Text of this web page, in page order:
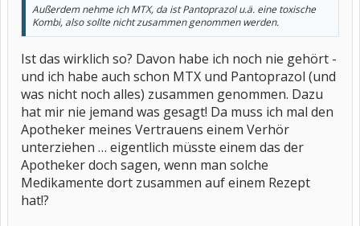
Außerdem nehme ich MTX, da ist Pantoprazol u.ä. eine toxische
Kombi, also sollte nicht zusammen genommen werden.
Ist das wirklich so? Davon habe ich noch nie gehört -
und ich habe auch schon MTX und Pantoprazol (und
was nicht noch alles) zusammen genommen. Dazu
hat mir nie jemand was gesagt! Da muss ich mal den
Apotheker meines Vertrauens einem Verhör
unterziehen … eigentlich müsste einem das der
Apotheker doch sagen, wenn man solche
Medikamente dort zusammen auf einem Rezept
hat!?